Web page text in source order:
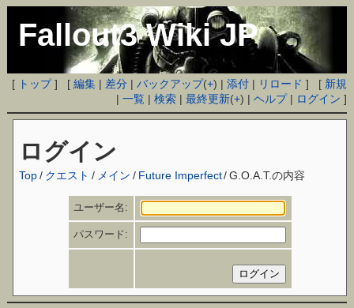
Fallout3 Wiki JP
[ トップ] [編集 | 差分 |バックアップ(+) |添付 | リロード ] [ 新規
|一覧 |検索 |最終更新(+) |ヘルプ| ログイン ]
ログイン
Top / クエスト / メイン / Future Imperfect/ G.O.A.T.の内容
ユーザー名:
パスワード: